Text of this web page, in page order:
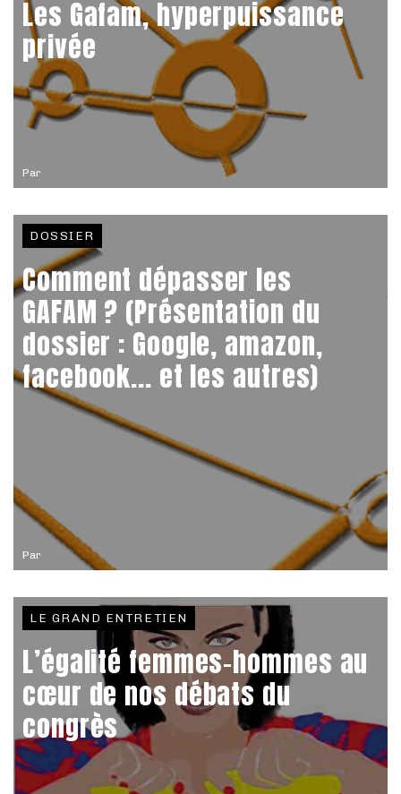
Par
Les Gafam, hyperpuissance
privée
Par
DOSSIER
Comment dépasser les
GAFAM ? (Présentation du
dossier : Google, amazon,
facebook... et les autres)
LE GRAND ENTRETIEN
L’égalité femmes-hommes au
cœur de nos débats du
congrès